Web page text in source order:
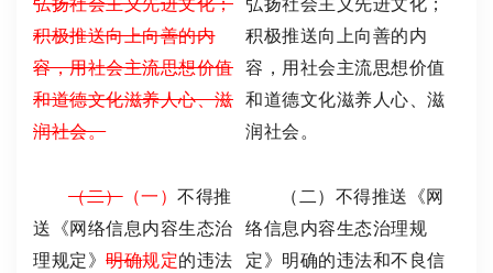
积极推送向上向善的内
容，用社会主流思想价值
和道德文化滋养人心、滋
润社会。
（二）（一）不得推
送《网络信息内容生态治
理规定》明确规定的违法
积极推送向上向善的内
容，用社会主流思想价值
和道德文化滋养人心、滋
润社会。
（二）不得推送《网
络信息内容生态治理规
定》明确的违法和不良信